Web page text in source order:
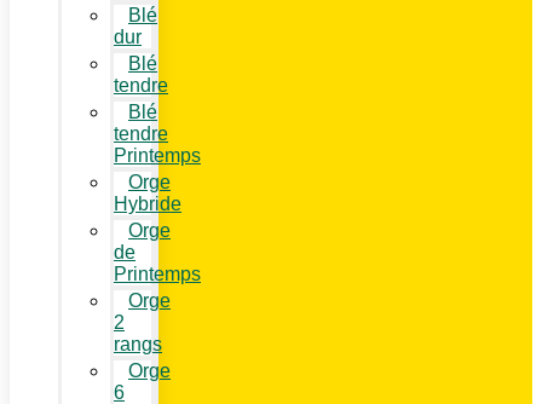
Blé
dur
Blé
tendre
Blé
tendre
Printemps
Orge
Hybride
Orge
de
Printemps
Orge
2
rangs
Orge
6